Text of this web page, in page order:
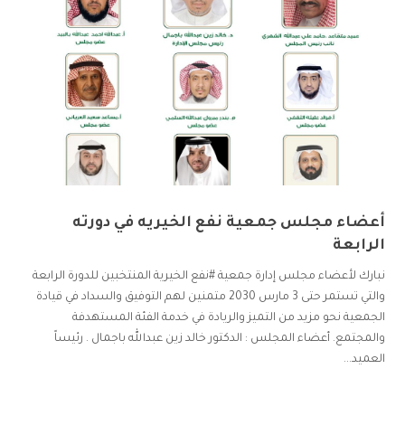
أعضاء مجلس جمعية نفع الخيريه في دورته
الرابعة
نبارك لأعضاء مجلس إدارة جمعية #نفع الخيرية المنتخبين للدورة الرابعة
والتي تستمر حتى 3 مارس 2030 متمنين لهم التوفيق والسداد في قيادة
الجمعية نحو مزيد من التميز والريادة في خدمة الفئة المستهدفة
والمجتمع. أعضاء المجلس : الدكتور خالد زين عبدالله باجمال . رئيساً
العميد...